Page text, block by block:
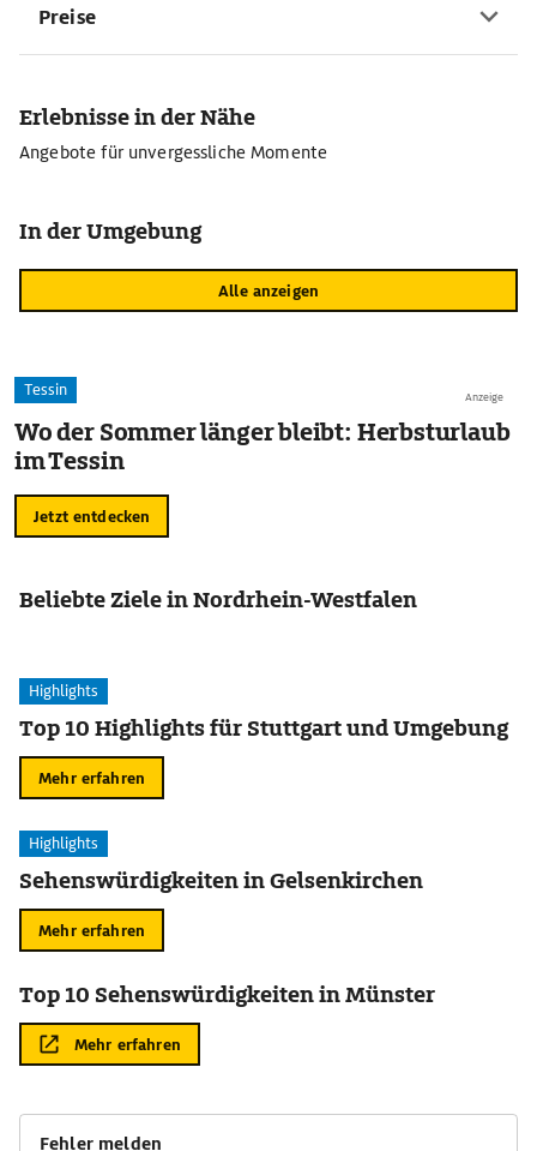
Preise
Erlebnisse in der Nähe
Angebote für unvergessliche Momente
In der Umgebung
Alle anzeigen
Anzeige
Tessin
Wo der Sommer länger bleibt: Herbsturlaub
im Tessin
Jetzt entdecken
Beliebte Ziele in Nordrhein-Westfalen
Highlights
Top 10 Highlights für Stuttgart und Umgebung
Mehr erfahren
Highlights
Sehenswürdigkeiten in Gelsenkirchen
Mehr erfahren
Top 10 Sehenswürdigkeiten in Münster
Mehr erfahren
Fehler melden